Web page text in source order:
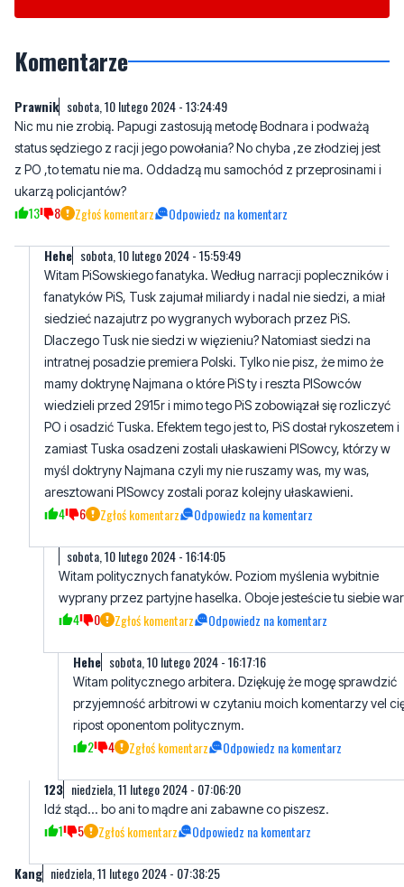
Komentarze
Prawnik sobota, 10 lutego 2024 - 13:24:49
Nic mu nie zrobią. Papugi zastosują metodę Bodnara i podważą
status sędziego z racji jego powołania? No chyba ,ze złodziej jest
z PO ,to tematu nie ma. Oddadzą mu samochód z przeprosinami i
ukarzą policjantów?
13 8 Zgłoś komentarz Odpowiedz na komentarz
Hehe sobota, 10 lutego 2024 - 15:59:49
Witam PiSowskiego fanatyka. Według narracji popleczników i
fanatyków PiS, Tusk zajumał miliardy i nadal nie siedzi, a miał
siedzieć nazajutrz po wygranych wyborach przez PiS.
Dlaczego Tusk nie siedzi w więzieniu? Natomiast siedzi na
intratnej posadzie premiera Polski. Tylko nie pisz, że mimo że
mamy doktrynę Najmana o które PiS ty i reszta PISowców
wiedzieli przed 2915r i mimo tego PiS zobowiązał się rozliczyć
PO i osadzić Tuska. Efektem tego jest to, PiS dostał rykoszetem i
zamiast Tuska osadzeni zostali ułaskawieni PISowcy, którzy w
myśl doktryny Najmana czyli my nie ruszamy was, my was,
aresztowani PISowcy zostali poraz kolejny ułaskawieni.
4 6 Zgłoś komentarz Odpowiedz na komentarz
sobota, 10 lutego 2024 - 16:14:05
Witam politycznych fanatyków. Poziom myślenia wybitnie
wyprany przez partyjne haselka. Oboje jesteście tu siebie
4 0 Zgłoś komentarz Odpowiedz na komentarz
Hehe sobota, 10 lutego 2024 - 16:17:16
Witam politycznego arbitera. Dziękuję że mogę sprawdzić
przyjemność arbitrowi w czytaniu moich komentarzy vel
ripost oponentom politycznym.
2 4 Zgłoś komentarz Odpowiedz na komentarz
123 niedziela, 11 lutego 2024 - 07:06:20
Idź stąd... bo ani to mądre ani zabawne co piszesz.
1 5 Zgłoś komentarz Odpowiedz na komentarz
Kang niedziela, 11 lutego 2024 - 07:38:25